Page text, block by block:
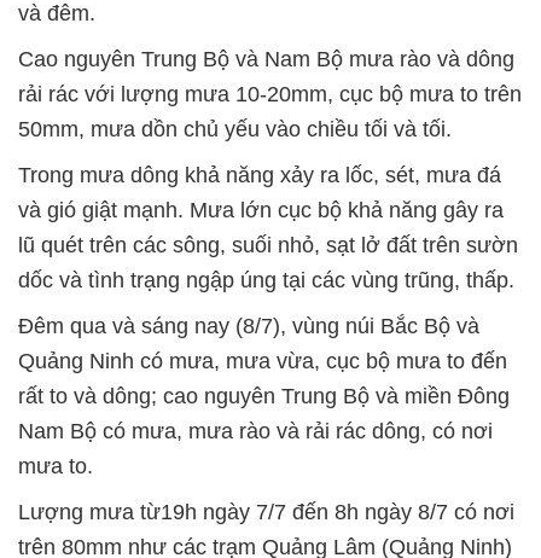
và đêm.
Cao nguyên Trung Bộ và Nam Bộ mưa rào và dông
rải rác với lượng mưa 10-20mm, cục bộ mưa to trên
50mm, mưa dồn chủ yếu vào chiều tối và tối.
Trong mưa dông khả năng xảy ra lốc, sét, mưa đá
và gió giật mạnh. Mưa lớn cục bộ khả năng gây ra
lũ quét trên các sông, suối nhỏ, sạt lở đất trên sườn
dốc và tình trạng ngập úng tại các vùng trũng, thấp.
Đêm qua và sáng nay (8/7), vùng núi Bắc Bộ và
Quảng Ninh có mưa, mưa vừa, cục bộ mưa to đến
rất to và dông; cao nguyên Trung Bộ và miền Đông
Nam Bộ có mưa, mưa rào và rải rác dông, có nơi
mưa to.
Lượng mưa từ19h ngày 7/7 đến 8h ngày 8/7 có nơi
trên 80mm như các trạm Quảng Lâm (Quảng Ninh)